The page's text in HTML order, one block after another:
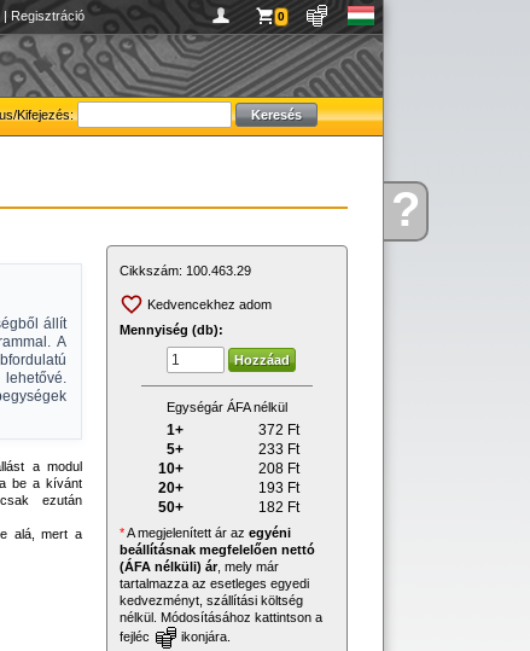
Kérdése?
| Regisztráció 0
Kifejezés:
állít
A
a modul
be a kívánt
ezután
alá, mert a
Cikkszám: 100.463.29
Kedvencekhez adom
Mennyiség (db):
Egységár ÁFA nélkül
1+ 372 Ft
5+
233 Ft
10+
208 Ft
20+
193 Ft
50+
182 Ft
*A megjelenített ár az egyéni
beállításnak megfelelően nettó
(ÁFA nélküli) ár, mely már
tartalmazza az esetleges egyedi
kedvezményt, szállítási költség
nélkül. Módosításához kattintson a
fejléc
ikonjára.